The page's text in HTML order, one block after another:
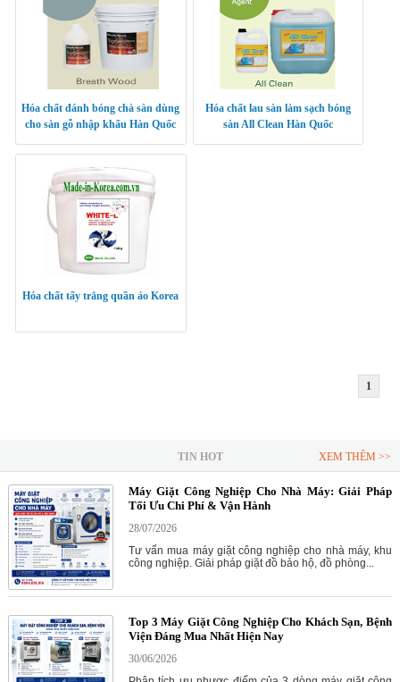
Hóa chất đánh bóng chà sàn dùng
cho sàn gỗ nhập khẩu Hàn Quốc
Hóa chất lau sàn làm sạch bóng
sàn All Clean Hàn Quốc
Hóa chất tẩy trắng quần áo Korea
1
TIN HOT XEM THÊM >>
Máy Giặt Công Nghiệp Cho Nhà Máy: Giải Pháp
Tối Ưu Chi Phí & Vận Hành
28/07/2026
Tư vấn mua máy giặt công nghiệp cho nhà máy, khu
công nghiệp. Giải pháp giặt đồ bảo hộ, đồ phòng...
Top 3 Máy Giặt Công Nghiệp Cho Khách Sạn, Bệnh
Viện Đáng Mua Nhất Hiện Nay
30/06/2026